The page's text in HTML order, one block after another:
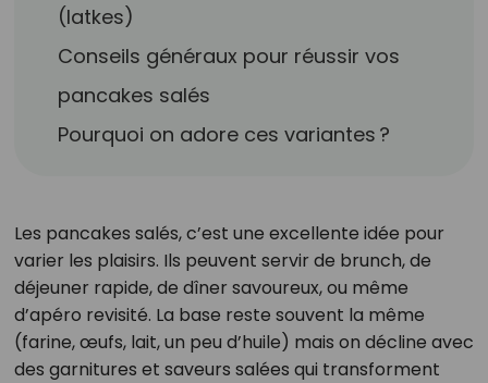
(latkes)
Conseils généraux pour réussir vos
pancakes salés
Pourquoi on adore ces variantes ?
Les pancakes salés, c’est une excellente idée pour
varier les plaisirs. Ils peuvent servir de brunch, de
déjeuner rapide, de dîner savoureux, ou même
d’apéro revisité. La base reste souvent la même
(farine, œufs, lait, un peu d’huile) mais on décline avec
des garnitures et saveurs salées qui transforment